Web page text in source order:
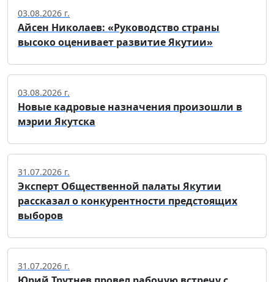
03.08.2026 г.
Айсен Николаев: «Руководство страны
высоко оценивает развитие Якутии»
03.08.2026 г.
Новые кадровые назначения произошли в
мэрии Якутска
31.07.2026 г.
Эксперт Общественной палаты Якутии
рассказал о конкурентности предстоящих
выборов
31.07.2026 г.